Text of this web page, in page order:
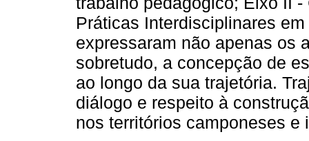
Práticas Interdisciplinares
expressaram não apenas os
sobretudo, a concepção de
ao longo da sua trajetória.
diálogo e respeito à
nos territórios camponeses e